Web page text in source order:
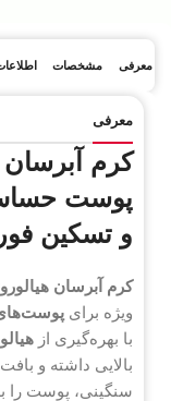
معرفی مشخصات
معرفی
کرم آبرسان
پوست
و تسکین
کرم آبرسان
ویژه برای
با بهره‌گیری از
بالایی داشته و
سنگینی، پوست